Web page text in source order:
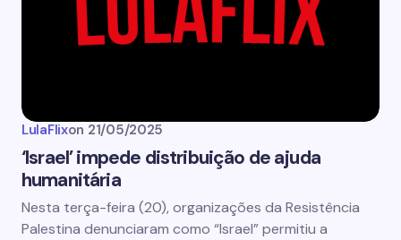
LulaFlixon 21/05/2025
‘Israel’ impede distribuição de ajuda
humanitária
Nesta terça-feira (20), organizações da Resistência
Palestina denunciaram como “Israel” permitiu a